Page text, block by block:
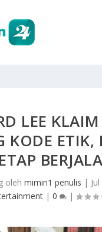
LEE
KODE ETIK,
oleh mimin1 penulis |
| 0 |